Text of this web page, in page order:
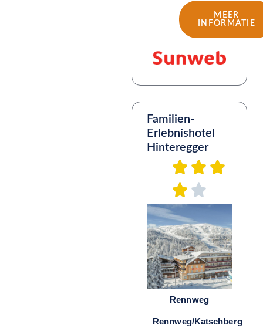
MEER
INFORMATIE
Familien-
Erlebnishotel
Hinteregger
Rennweg
Rennweg/Katschberg